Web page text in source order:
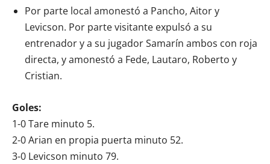
Por parte local amonestó a Pancho, Aitor y
Levicson. Por parte visitante expulsó a su
entrenador y a su jugador Samarín ambos con roja
directa, y amonestó a Fede, Lautaro, Roberto y
Cristian.
Goles:
1-0 Tare minuto 5.
2-0 Arian en propia puerta minuto 52.
3-0 Levicson minuto 79.